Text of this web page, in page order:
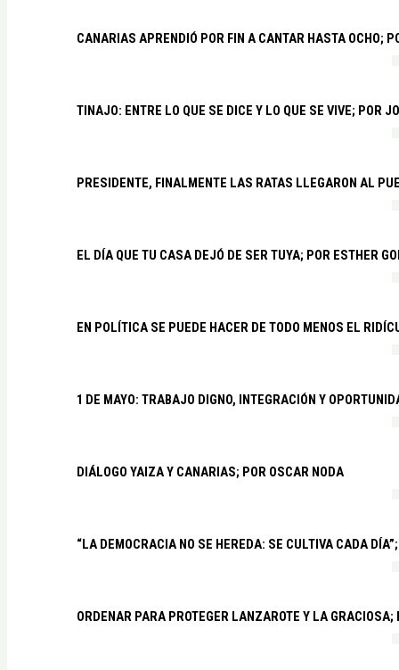
CANARIAS APRENDIÓ POR FIN A CANTAR HASTA OCHO;
TINAJO: ENTRE LO QUE SE DICE Y LO QUE SE VIVE; POR
PRESIDENTE, FINALMENTE LAS RATAS LLEGARON AL
EL DÍA QUE TU CASA DEJÓ DE SER TUYA; POR ESTHER
EN POLÍTICA SE PUEDE HACER DE TODO MENOS EL
1 DE MAYO: TRABAJO DIGNO, INTEGRACIÓN Y
DIÁLOGO YAIZA Y CANARIAS; POR OSCAR NODA
“LA DEMOCRACIA NO SE HEREDA: SE CULTIVA CADA
ORDENAR PARA PROTEGER LANZAROTE Y LA